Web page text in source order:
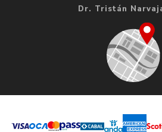
Dr. Tristán